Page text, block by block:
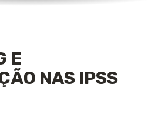
E
NAS IPSS